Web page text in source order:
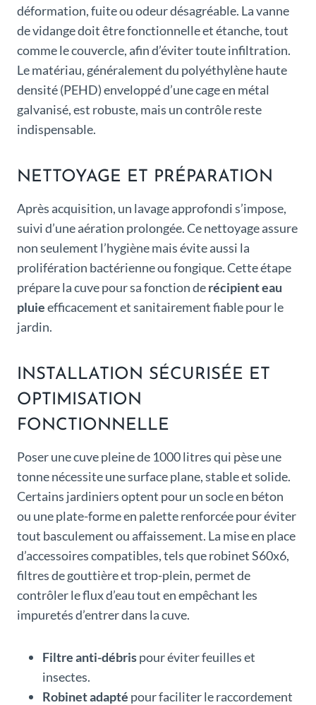
déformation, fuite ou odeur désagréable. La vanne
de vidange doit être fonctionnelle et étanche, tout
comme le couvercle, afin d’éviter toute infiltration.
Le matériau, généralement du polyéthylène haute
densité (PEHD) enveloppé d’une cage en métal
galvanisé, est robuste, mais un contrôle reste
indispensable.
NETTOYAGE ET PRÉPARATION
Après acquisition, un lavage approfondi s’impose,
suivi d’une aération prolongée. Ce nettoyage assure
non seulement l’hygiène mais évite aussi la
prolifération bactérienne ou fongique. Cette étape
prépare la cuve pour sa fonction derécipient eau
pluieefficacement et sanitairement fiable pour le
jardin.
INSTALLATION SÉCURISÉE ET
OPTIMISATION
FONCTIONNELLE
Poser une cuve pleine de 1000 litres qui pèse une
tonne nécessite une surface plane, stable et solide.
Certains jardiniers optent pour un socle en béton
ou une plate-forme en palette renforcée pour éviter
tout basculement ou affaissement. La mise en place
d’accessoires compatibles, tels que robinet S60x6,
filtres de gouttière et trop-plein, permet de
contrôler le flux d’eau tout en empêchant les
impuretés d’entrer dans la cuve.
Filtre anti-débrispour éviter feuilles et
insectes.
Robinet adapté pour faciliter le raccordement